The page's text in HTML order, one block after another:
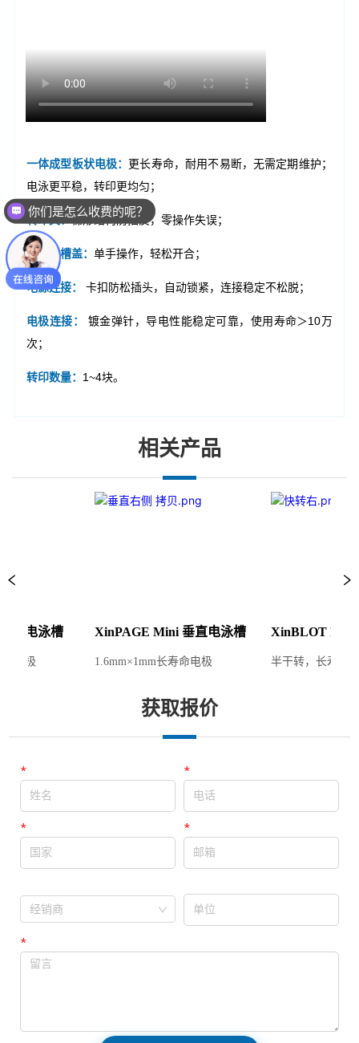
相关产品
电泳槽 XinPAGE Mini 垂直电泳槽
1.6mm×1mm长寿命电极
XinBLOT Pro
半干转，长寿命电
获取报价
*姓名 *电话
*国家 *邮箱
经销商
*留言
你们是怎么收费的呢？